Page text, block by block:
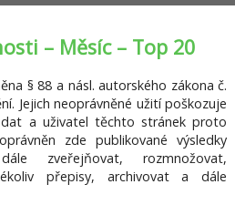
– Měsíc – Top 20
§ 88 a násl. autorského zákona č.
Jejich neoprávněné užití poškozuje
a uživatel těchto stránek proto
zde publikované výsledky
zveřejňovat, rozmnožovat,
přepisy, archivovat a dále